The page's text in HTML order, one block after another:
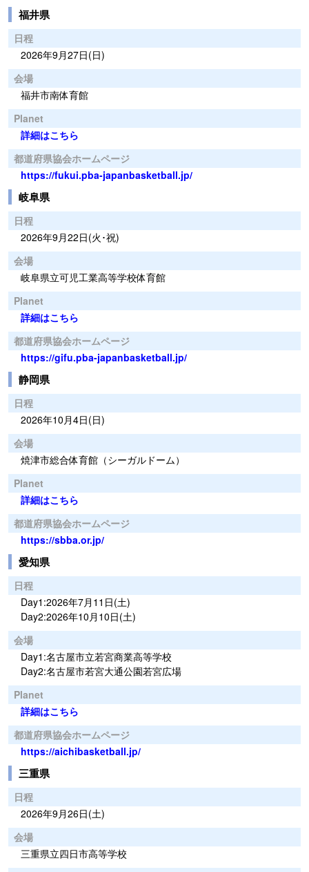
福井県
日程
2026年9月27日(日)
会場
福井市南体育館
Planet
詳細はこちら
都道府県協会ホームページ
https://fukui.pba-japanbasketball.jp/
岐阜県
日程
2026年9月22日(火･祝)
会場
岐阜県立可児工業高等学校体育館
Planet
詳細はこちら
都道府県協会ホームページ
https://gifu.pba-japanbasketball.jp/
静岡県
日程
2026年10月4日(日)
会場
焼津市総合体育館（シーガルドーム）
Planet
詳細はこちら
都道府県協会ホームページ
https://sbba.or.jp/
愛知県
日程
Day1:2026年7月11日(土)
Day2:2026年10月10日(土)
会場
Day1:名古屋市立若宮商業高等学校
Day2:名古屋市若宮大通公園若宮広場
Planet
詳細はこちら
都道府県協会ホームページ
https://aichibasketball.jp/
三重県
日程
2026年9月26日(土)
会場
三重県立四日市高等学校